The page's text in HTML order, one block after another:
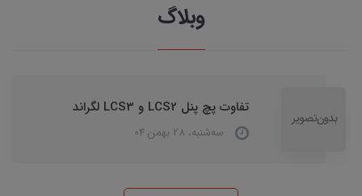
وبلاگ
تفاوت پچ پنل LCS2 و LCS3 لگراند
ﺳﻪشنبه، 28 بهمن 04